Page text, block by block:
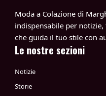
Moda a Colazione di
indispensabile per
che guida il tuo stile con
Le nostre sezioni
Notizie
Storie